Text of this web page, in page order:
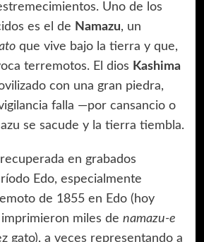
Uno de los
es el de Namazu, un
que vive bajo la tierra y que,
terremotos. El dios Kashima
con una gran piedra,
falla —por cansancio o
se sacude y la tierra tiembla.
en grabados
Edo, especialmente
de 1855 en Edo (hoy
miles de namazu-e
gato), a veces representando a